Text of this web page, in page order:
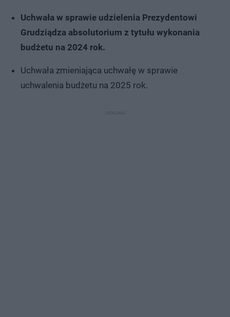
Uchwała w sprawie udzielenia Prezydentowi
Grudziądza absolutorium z tytułu wykonania
budżetu na 2024 rok.
Uchwała zmieniająca uchwałę w sprawie
uchwalenia budżetu na 2025 rok.